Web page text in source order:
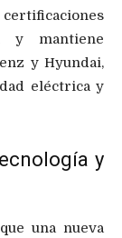
y mantiene
y Hyundai,
eléctrica y
y
una nueva